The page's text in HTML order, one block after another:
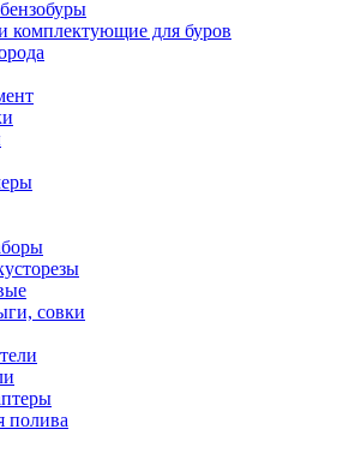
комплектующие для буров
совки
полива